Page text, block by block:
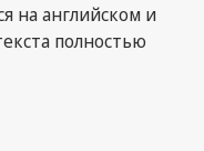
на английском и
полностью